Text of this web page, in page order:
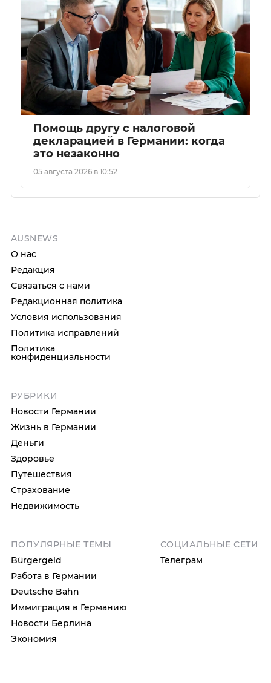
Помощь другу с налоговой
декларацией в Германии: когда
это незаконно
05 августа 2026 в 10:52
AUSNEWS
О нас
Редакция
Связаться с нами
Редакционная политика
Условия использования
Политика исправлений
Политика
конфиденциальности
РУБРИКИ
Новости Германии
Жизнь в Германии
Деньги
Здоровье
Путешествия
Страхование
Недвижимость
ПОПУЛЯРНЫЕ ТЕМЫ
Bürgergeld
Работа в Германии
Deutsche Bahn
Иммиграция в Германию
Новости Берлина
Экономия
СОЦИАЛЬНЫЕ СЕТИ
Телеграм